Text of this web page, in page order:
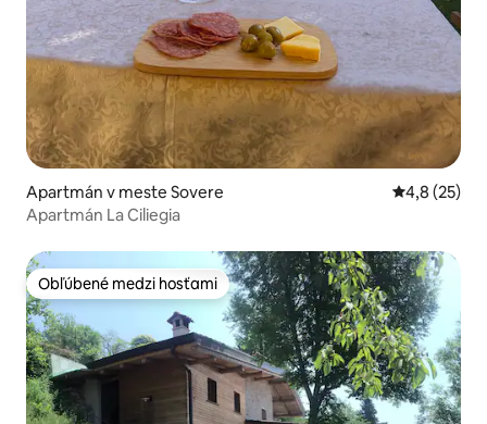
Apartmán v meste Sovere Priemerné
4,8 (25)
Apartmán La Ciliegia
Obľúbené medzi hosťami
Obľúbené medzi hosťami